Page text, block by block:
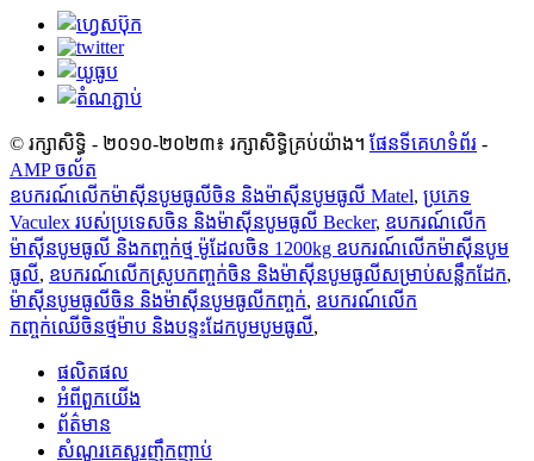
© រក្សាសិទ្ធិ - ២០១០-២០២៣៖ រក្សាសិទ្ធិគ្រប់យ៉ាង។ ផែនទីគេហទំព័រ -
AMP ចល័ត
ឧបករណ៍លើកម៉ាស៊ីនបូមធូលីចិន និងម៉ាស៊ីនបូមធូលី Matel, ប្រភេទ
Vaculex របស់ប្រទេសចិន និងម៉ាស៊ីនបូមធូលី Becker, ឧបករណ៍លើក
ម៉ាស៊ីនបូមធូលី និងកញ្ចក់ថ្ម ម៉ូដែលចិន 1200kg ឧបករណ៍លើកម៉ាស៊ីនបូម
ធូលី, ឧបករណ៍លើកស្រូបកញ្ចក់ចិន និងម៉ាស៊ីនបូមធូលីសម្រាប់សន្លឹកដែក,
ម៉ាស៊ីនបូមធូលីចិន និងម៉ាស៊ីនបូមធូលីកញ្ចក់, ឧបករណ៍លើក
កញ្ចក់ឈើចិនថ្មម៉ាប និងបន្ទះដែកបូមបូមធូលី,
ផលិតផល
អំពីពួកយើង
ព័ត៌មាន
សំណួរគេសួរញឹកញាប់